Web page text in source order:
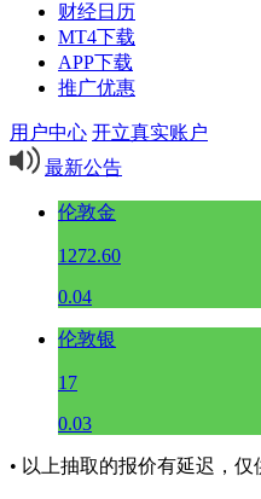
财经日历
MT4下载
APP下载
推广优惠
用户中心 开立真实账户
最新公告
伦敦金
1272.60
0.04
伦敦银
17
0.03
• 以上抽取的报价有延迟，仅